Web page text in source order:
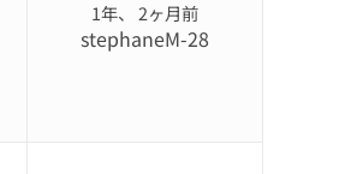
1年、 2ヶ月前
stephaneM-28